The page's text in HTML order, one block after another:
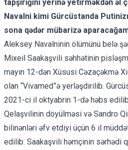
tapşırığını yerinə yetirməkdən əl
Navalni kimi Gürcüstanda
sona qədər mübarizə
Aleksey Navalninin ölümünü belə
Mixeil Saakaşvili səhhətinin
mayın 12-dən Xüsusi Cəzaçəkmə
olan “Vivamed”ə yerləşdirilib.
2021-ci il oktyabrın 1-də həbs
Qelaşvilinin döyülməsi və Sandro
bilinənləri əfv etdiyi üçün 6 il
edilib. Saakaşvili həmçinin sərhədi